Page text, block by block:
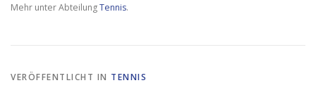
Mehr unter AbteilungTennis.
VERÖFFENTLICHT IN TENNIS